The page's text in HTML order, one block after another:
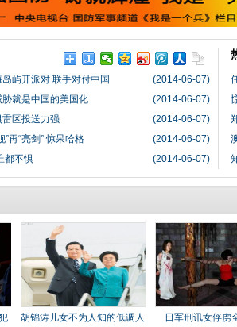
(2014-06-07)
屿开派对 联手对付中国
(2014-06-07)
就是中国的美国化
(2014-06-07)
区投送力强
(2014-06-07)
再“亮剑” 惊呆哈格
(2014-06-07)
都不惧
胡锦涛儿女不为人知的低调人 日军刑讯女俘虏